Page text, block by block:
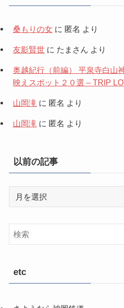
桑もりの女に 匿名 より
友影賢世に たまさん より
奥越紀行（前編） 平泉寺白山
映えスポット２０選 – TRIP
山岡滝 に 匿名 より
山岡滝 に 匿名 より
以前の記事
記
etc